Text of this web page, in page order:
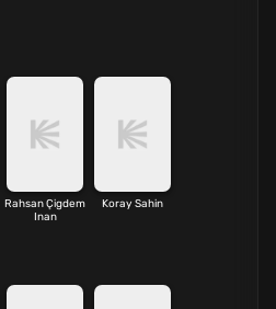
Rahsan Çigdem
Inan
Koray Sahin